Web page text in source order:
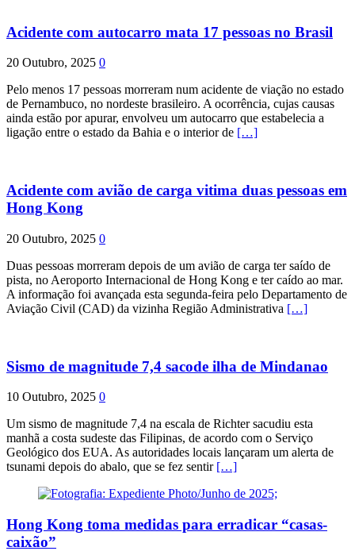
Acidente com autocarro mata 17 pessoas no Brasil
20 Outubro, 2025 0
Pelo menos 17 pessoas morreram num acidente de viação no estado
de Pernambuco, no nordeste brasileiro. A ocorrência, cujas causas
ainda estão por apurar, envolveu um autocarro que estabelecia a
ligação entre o estado da Bahia e o interior de […]
Acidente com avião de carga vitima duas pessoas em
Hong Kong
20 Outubro, 2025 0
Duas pessoas morreram depois de um avião de carga ter saído de
pista, no Aeroporto Internacional de Hong Kong e ter caído ao mar.
A informação foi avançada esta segunda-feira pelo Departamento de
Aviação Civil (CAD) da vizinha Região Administrativa […]
Sismo de magnitude 7,4 sacode ilha de Mindanao
10 Outubro, 2025 0
Um sismo de magnitude 7,4 na escala de Richter sacudiu esta
manhã a costa sudeste das Filipinas, de acordo com o Serviço
Geológico dos EUA. As autoridades locais lançaram um alerta de
tsunami depois do abalo, que se fez sentir […]
Hong Kong toma medidas para erradicar “casas-
caixão”